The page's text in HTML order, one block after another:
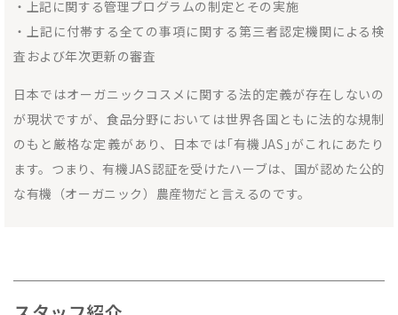
・上記に関する管理プログラムの制定とその実施
・上記に付帯する全ての事項に関する第三者認定機関による検
査および年次更新の審査
日本ではオーガニックコスメに関する法的定義が存在しないの
が現状ですが、食品分野においては世界各国ともに法的な規制
のもと厳格な定義があり、日本では｢有機JAS｣がこれにあたり
ます。つまり、有機JAS認証を受けたハーブは、国が認めた公的
な有機（オーガニック）農産物だと言えるのです。